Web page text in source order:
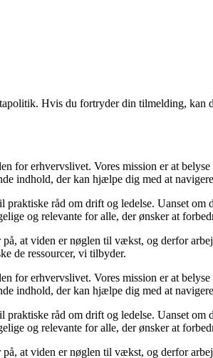
Hvis du fortryder din tilmelding, kan
erhvervslivet. Vores mission er at
indhold, der kan hjælpe dig med at
råd om drift og ledelse. Uanset
og relevante for alle, der ønsker at
at viden er nøglen til vækst, og derfor
de ressourcer, vi tilbyder.
erhvervslivet. Vores mission er at
indhold, der kan hjælpe dig med at
råd om drift og ledelse. Uanset
og relevante for alle, der ønsker at
at viden er nøglen til vækst, og derfor